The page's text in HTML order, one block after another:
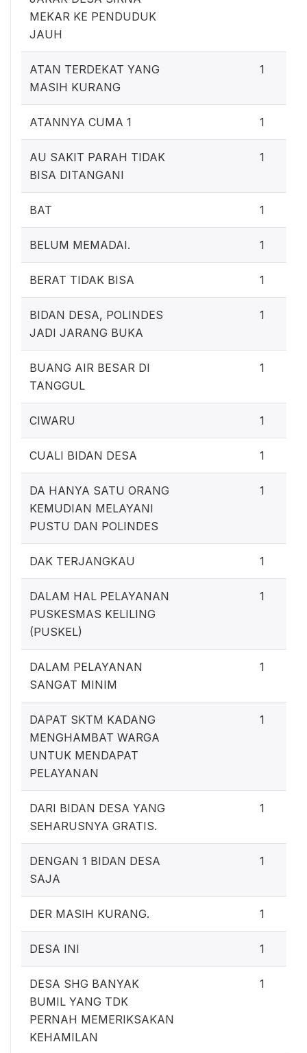
MEKAR KE PENDUDUK
JAUH
ATAN TERDEKAT YANG
MASIH KURANG
1
ATANNYA CUMA 1 1
AU SAKIT PARAH TIDAK
BISA DITANGANI
1
BAT 1
BELUM MEMADAI. 1
BERAT TIDAK BISA 1
BIDAN DESA, POLINDES
JADI JARANG BUKA
1
BUANG AIR BESAR DI
TANGGUL
1
CIWARU 1
CUALI BIDAN DESA 1
DA HANYA SATU ORANG
KEMUDIAN MELAYANI
PUSTU DAN POLINDES
1
DAK TERJANGKAU 1
DALAM HAL PELAYANAN
PUSKESMAS KELILING
(PUSKEL)
1
DALAM PELAYANAN
SANGAT MINIM
1
DAPAT SKTM KADANG
MENGHAMBAT WARGA
UNTUK MENDAPAT
PELAYANAN
1
DARI BIDAN DESA YANG
SEHARUSNYA GRATIS.
1
DENGAN 1 BIDAN DESA
SAJA
1
DER MASIH KURANG. 1
DESA INI 1
DESA SHG BANYAK
BUMIL YANG TDK
PERNAH MEMERIKSAKAN
KEHAMILAN
1